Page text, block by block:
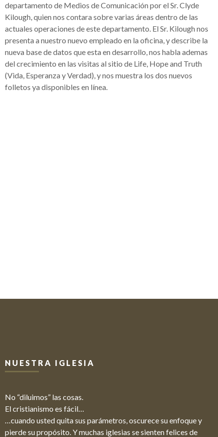
departamento de Medios de Comunicación por el Sr. Clyde
Kilough, quien nos contara sobre varias áreas dentro de las
actuales operaciones de este departamento. El Sr. Kilough nos
presenta a nuestro nuevo empleado en la oficina, y describe la
nueva base de datos que esta en desarrollo, nos habla ademas
del crecimiento en las visitas al sitio de Life, Hope and Truth
(Vida, Esperanza y Verdad), y nos muestra los dos nuevos
folletos ya disponibles en línea.
NUESTRA IGLESIA
No “diluimos” las cosas.
El cristianismo es fácil…
…cuando usted quita sus parámetros, oscurece su enfoque y
pierde su propósito. Y muchas iglesias se sienten felices de